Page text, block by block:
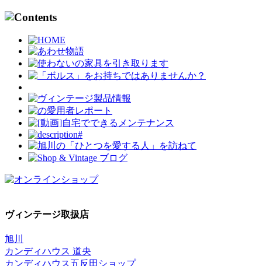
ヴィンテージ取扱店
旭川
カンディハウス 道央
カンディハウス五反田ショップ